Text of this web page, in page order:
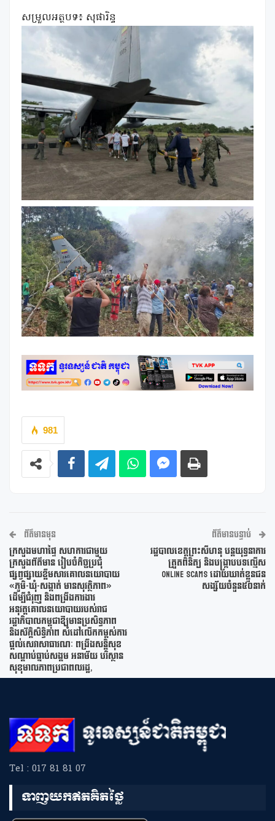
សម្រួលអត្ថបទ៖ សុផារិន្ទ
981
ព័ត៌មានមុន
ក្រសួងមហាផ្ទៃ សហការជាមួយ
ក្រសួងព័ត៌មាន រៀបចំកិច្ចប្រជុំ
ផ្សព្វផ្សាយខ្លឹមសារគោលនយោបាយ
«ភូមិ-ឃុំ-សង្កាត់ មានសុវត្ថិភាព»
ដើម្បីជំរុញ និងពង្រឹងការងារ
អនុវត្តគោលនយោបាយរបស់រាជ
រដ្ឋាភិបាលកម្ពុជាឱ្យមានប្រសិទ្ធភាព
និងស័ក្តិសិទ្ធិភាព សំដៅលើកកម្ពស់ការ
ផ្តល់សេវាសាធារណៈ ពង្រឹងសន្តិសុខ
សណ្តាប់ធ្នាប់សង្គម អនាម័យ បរិស្ថាន
សុខុមាលភាពប្រជាពលរដ្ឋ,
ព័ត៌មានបន្ទាប់
រដ្ឋបាលខេត្តព្រះសីហនុ បន្តយុទ្ធនាការ
ត្រួតពិនិត្យ និងបង្ក្រាបបទល្មើស
Online Scams ដោយឃាត់ខ្លួនជន
សង្ស័យចំនួន៥០នាក់
Tel : 017 81 81 07
ទាញយកឥតគិតថ្លៃ